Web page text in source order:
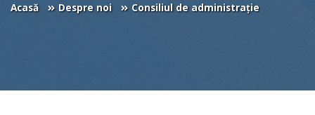
Acasă Despre noi Consiliul de administrație